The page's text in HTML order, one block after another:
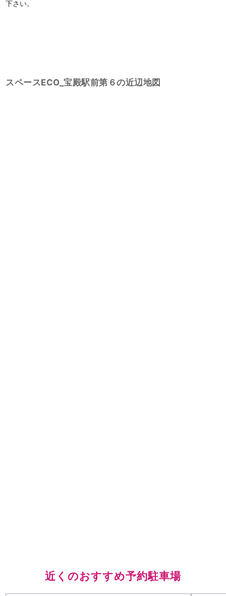
下さい。
スペースECO_宝殿駅前第６の近辺地図
近くのおすすめ予約駐車場